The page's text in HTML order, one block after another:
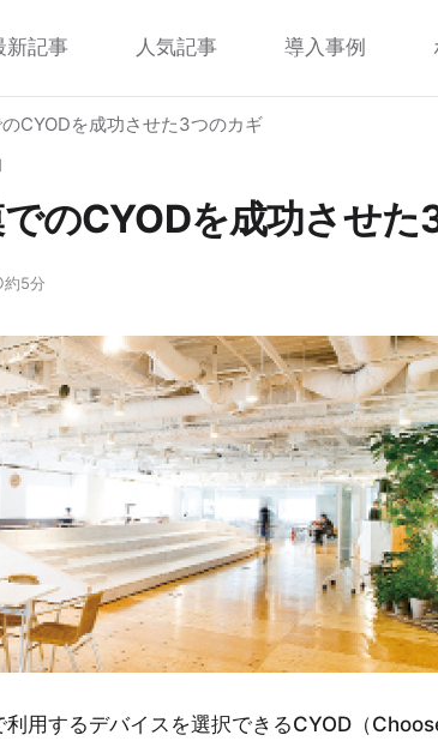
新記事 人気記事 導入事例
CYODを成功させた3つのカギ
のCYODを成功させた
約5分
用するデバイスを選択できるCYOD（